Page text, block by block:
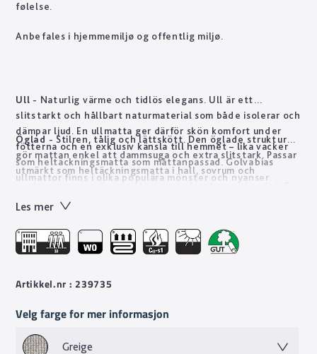
følelse.
Anbefales i hjemmemiljø og offentlig miljø.
Ull - Naturlig värme och tidlös elegans. Ull är ett
slitstarkt och hållbart naturmaterial som både isolerar och
dämpar ljud. En ullmatta ger därför skön komfort under
fötterna och en exklusiv känsla till hemmet – lika vacker
som heltäckningsmatta som måttanpassad. Golvabias
ullmattor finns i olika populära mönster och nyanser.
Öglad - Stilren, tålig och lättskött. Den öglade strukturen
gör mattan enkel att dammsuga och extra slitstark. Passar
utmärkt som heltäckningsmatta i hall, sovrum och
öglad matta rekommenderas ofta i trappor tack vare sin
Les mer
Artikkel.nr : 239735
Velg farge for mer informasjon
Greige